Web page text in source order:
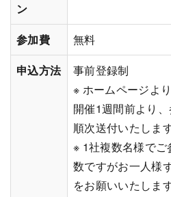
ン
参加費
無料
申込方法
事前登録制
※ ホームページよ
開催1週間前より
順次送付いたします
※ 1社複数名様で
数ですがお一人様
をお願いいたします